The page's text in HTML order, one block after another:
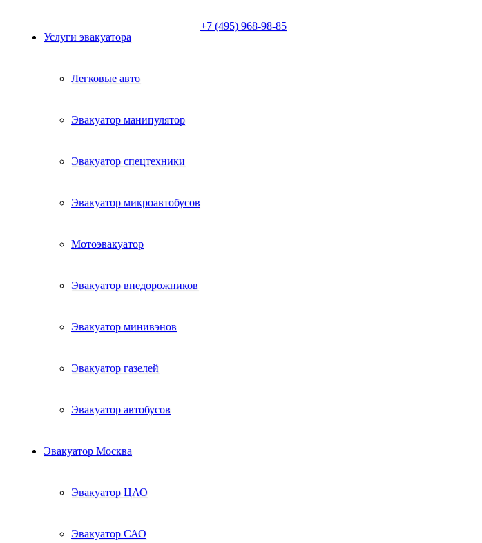
Услуги эвакуатора
Легковые авто
Эвакуатор манипулятор
Эвакуатор спецтехники
Эвакуатор микроавтобусов
Мотоэвакуатор
Эвакуатор внедорожников
Эвакуатор минивэнов
Эвакуатор газелей
Эвакуатор автобусов
Эвакуатор Москва
Эвакуатор ЦАО
Эвакуатор САО
+7 (495) 968-98-85